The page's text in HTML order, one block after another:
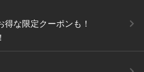
な限定クーポンも！